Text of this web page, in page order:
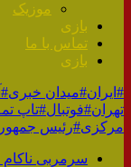
موزیک
بازی
تماس با ما
بازی
#ایران#میدان خبری
تهران#فوتبال#تاپ
مرکزی#رئیس جمهور
سرمربی ناکام